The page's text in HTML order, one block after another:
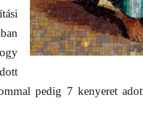
pedig 7 kenyeret